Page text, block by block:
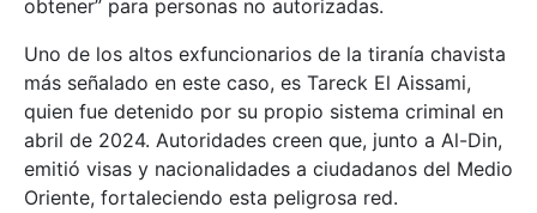
obtener” para personas no autorizadas.
Uno de los altos exfuncionarios de la tiranía chavista
más señalado en este caso, es Tareck El Aissami,
quien fue detenido por su propio sistema criminal en
abril de 2024. Autoridades creen que, junto a Al-Din,
emitió visas y nacionalidades a ciudadanos del Medio
Oriente, fortaleciendo esta peligrosa red.